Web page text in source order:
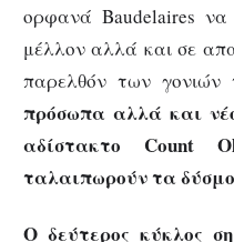
ορφανά Baudelaires να
μέλλον αλλά και σε
παρελθόν των γονιών
πρόσωπα αλλά και
αδίστακτο Count
ταλαιπωρούν τα
Ο δεύτερος κύκλος